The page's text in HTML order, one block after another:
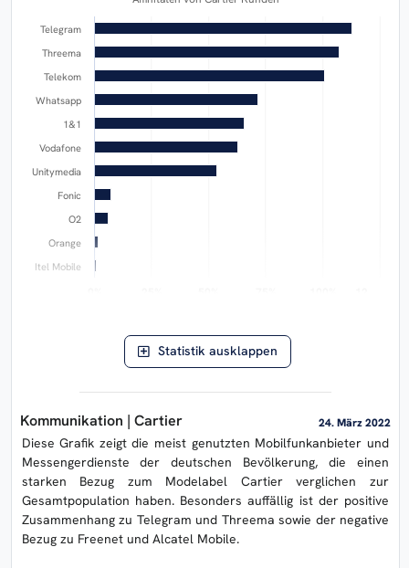
Telegram
Threema
Telekom
Whatsapp
1&1
Vodafone
Unitymedia
Fonic
O2
Orange
Itel Mobile
Statistik ausklappen
Kommunikation | Cartier 24. März 2022
Diese Grafik zeigt die meist genutzten Mobilfunkanbieter und
Messengerdienste der deutschen Bevölkerung, die einen
starken Bezug zum Modelabel Cartier verglichen zur
Gesamtpopulation haben. Besonders auffällig ist der positive
Zusammenhang zu Telegram und Threema sowie der negative
Bezug zu Freenet und Alcatel Mobile.